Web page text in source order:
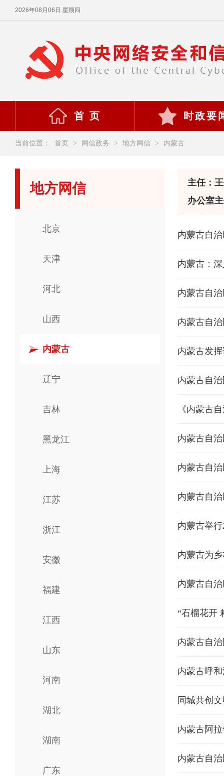
2026年08月06日 星期四
首 页 时政要
当前位置： 首页 > 网信政务 > 地方网信 > 内蒙古
地方网信
北京
天津
河北
山西
内蒙古
辽宁
吉林
黑龙江
上海
江苏
浙江
安徽
福建
江西
山东
河南
湖北
湖南
广东
主任：
办公室
内蒙古自
内蒙古：
内蒙古自
内蒙古自
内蒙古发
内蒙古自
内蒙古自
内蒙古自
内蒙古自
内蒙古举
内蒙古为
内蒙古自
“石榴花开
内蒙古呼
同城共创
内蒙古阿
内蒙古自